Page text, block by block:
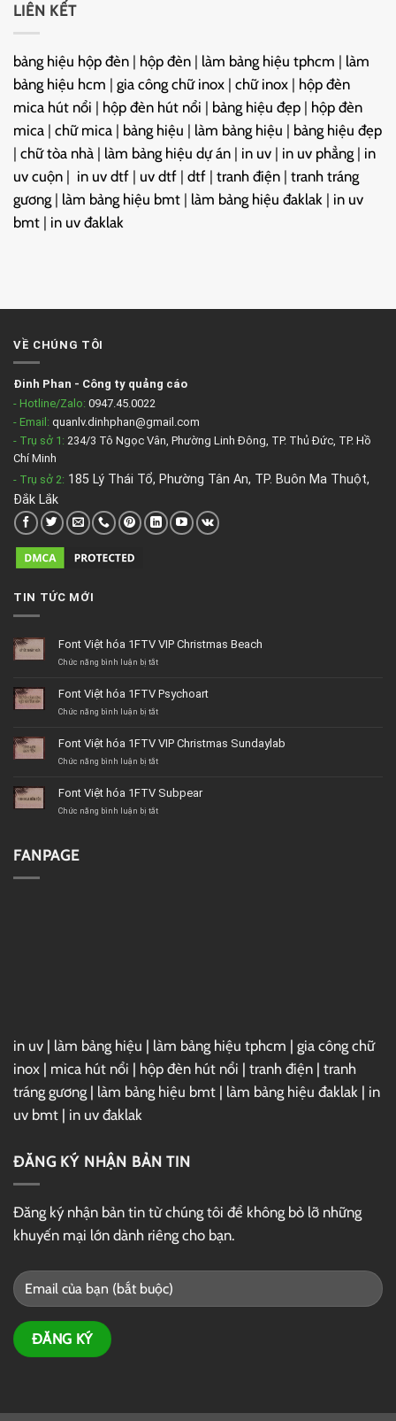
LIÊN KẾT
bảng hiệu hộp đèn | hộp đèn | làm bảng hiệu tphcm | làm
bảng hiệu hcm | gia công chữ inox | chữ inox | hộp đèn
mica hút nổi | hộp đèn hút nổi | bảng hiệu đẹp | hộp đèn
mica | chữ mica | bảng hiệu | làm bảng hiệu | bảng hiệu đẹp
| chữ tòa nhà | làm bảng hiệu dự án | in uv | in uv phẳng | in
uv cuộn | in uv dtf | uv dtf | dtf | tranh điện | tranh tráng
gương | làm bảng hiệu bmt | làm bảng hiệu đaklak | in uv
bmt | in uv đaklak
VỀ CHÚNG TÔI
Đinh Phan - Công ty quảng cáo
- Hotline/Zalo: 0947.45.0022
- Email: quanlv.dinhphan@gmail.com
- Trụ sở 1: 234/3 Tô Ngọc Vân, Phường Linh Đông, TP. Thủ Đức, TP. Hồ
Chí Minh
- Trụ sở 2: 185 Lý Thái Tổ, Phường Tân An, TP. Buôn Ma Thuột,
Đắk Lắk
TIN TỨC MỚI
Font Việt hóa 1FTV VIP Christmas Beach
Chức năng bình luận bị tắtở
hóa
1FTV
Beach
Font Việt hóa 1FTV Psychoart
Chức năng bình luận bị tắtở
hóa
1FTV
Font Việt hóa 1FTV VIP Christmas Sundaylab
Chức năng bình luận bị tắtở
hóa
1FTV
Font Việt hóa 1FTV Subpear
Chức năng bình luận bị tắtở
FANPAGE
in uv | làm bảng hiệu | làm bảng hiệu tphcm | gia công chữ
inox | mica hút nổi | hộp đèn hút nổi | tranh điện | tranh
tráng gương | làm bảng hiệu bmt | làm bảng hiệu đaklak | in
uv bmt | in uv đaklak
ĐĂNG KÝ NHẬN BẢN TIN
Đăng ký nhận bản tin từ chúng tôi để không bỏ lỡ những
khuyến mại lớn dành riêng cho bạn.